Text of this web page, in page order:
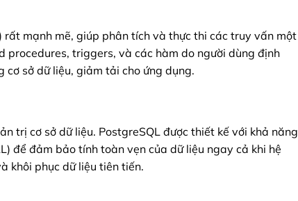
mạnh mẽ, giúp phân tích và thực thi các truy vấn một
procedures, triggers, và các hàm do người dùng định
sở dữ liệu, giảm tải cho ứng dụng.
trị cơ sở dữ liệu. PostgreSQL được thiết kế với khả năng
để đảm bảo tính toàn vẹn của dữ liệu ngay cả khi hệ
khôi phục dữ liệu tiên tiến.